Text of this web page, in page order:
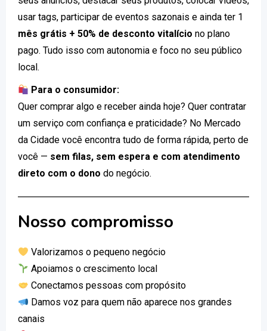
usar tags, participar de eventos sazonais e ainda ter 1
mês grátis + 50% de desconto vitalício no plano
pago. Tudo isso com autonomia e foco no seu público
local.
Para o consumidor:
Quer comprar algo e receber ainda hoje? Quer contratar
um serviço com confiança e praticidade? No Mercado
da Cidade você encontra tudo de forma rápida, perto de
você — sem filas, sem espera e com atendimento
direto com o dono do negócio.
Nosso compromisso
Valorizamos o pequeno negócio
Apoiamos o crescimento local
Conectamos pessoas com propósito
Damos voz para quem não aparece nos grandes
canais